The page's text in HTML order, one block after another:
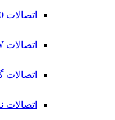
اتصالات HT90
اتصالات W
اتصالات
اتصالات